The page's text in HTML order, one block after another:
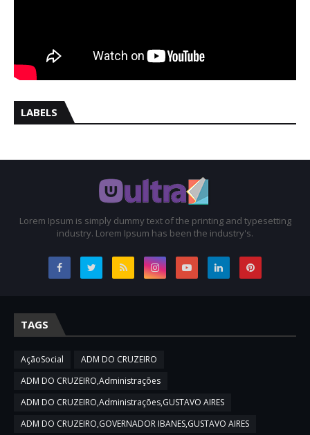
LABELS
Lorem Ipsum is simply dummy text of the printing and typesetting
industry. Lorem Ipsum has been the industry's.
TAGS
AçãoSocial
ADM DO CRUZEIRO
ADM DO CRUZEIRO,Administrações
ADM DO CRUZEIRO,Administrações,GUSTAVO AIRES
ADM DO CRUZEIRO,GOVERNADOR IBANES,GUSTAVO AIRES